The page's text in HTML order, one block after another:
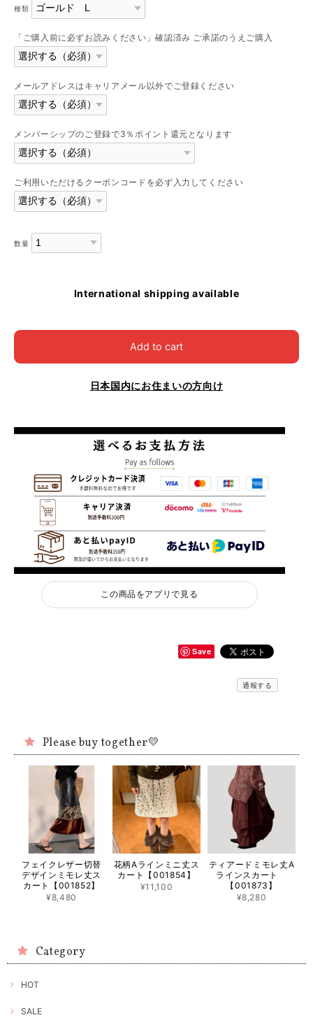
種類
「ご購入前に必ずお読みください」確認済み ご承諾のうえご購入
メールアドレスはキャリアメール以外でご登録ください
メンバーシップのご登録で3％ポイント還元となります
ご利用いただけるクーポンコードを必ず入力してください
数量
International shipping available
Add to cart
日本国内にお住まいの方向け
この商品をアプリで見る
Save
通報する
Please buy together💛
フェイクレザー切替
デザインミモレ丈ス
カート【001852】
¥8,480
花柄Aラインミニ丈ス
カート【001854】
¥11,100
ティアードミモレ丈A
ラインスカート
【001873】
¥8,280
Category
HOT
SALE